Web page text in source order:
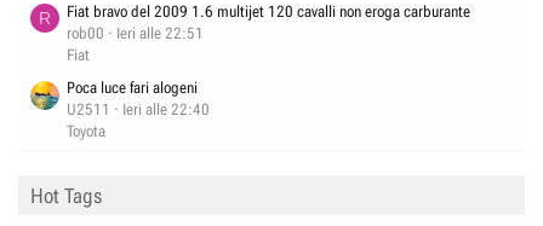
R
Fiat bravo del 2009 1.6 multijet 120 cavalli non eroga carburante
rob00
Ieri alle 22:51
Fiat
Poca luce fari alogeni
U2511
Ieri alle 22:40
Toyota
Hot Tags